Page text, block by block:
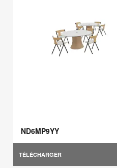
ND6MP9YY
TÉLÉCHARGER